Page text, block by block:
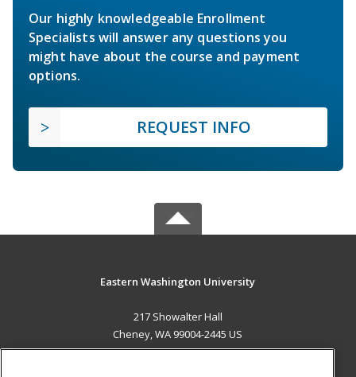
Our highly knowledgeable Enrollment
Specialists will answer any questions you
might have about the course and payment
options.
REQUEST INFO
Eastern Washington University
217 Showalter Hall
Cheney, WA 99004-2445 US